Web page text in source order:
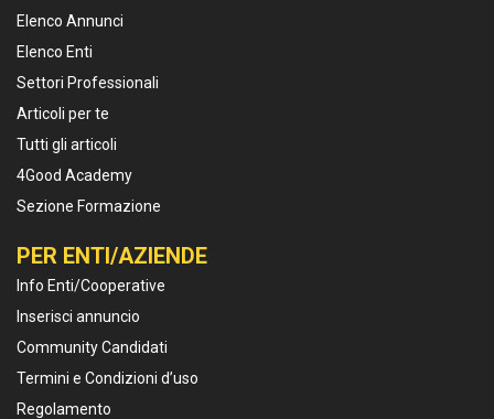
Elenco Annunci
Elenco Enti
Settori Professionali
Articoli per te
Tutti gli articoli
4Good Academy
Sezione Formazione
PER ENTI/AZIENDE
Info Enti/Cooperative
Inserisci annuncio
Community Candidati
Termini e Condizioni d’uso
Regolamento